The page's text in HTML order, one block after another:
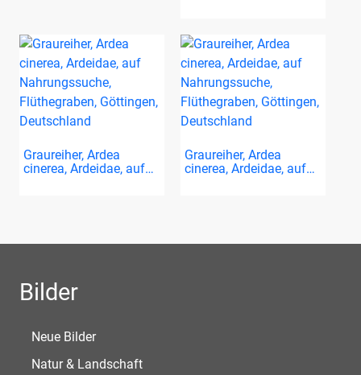
Graureiher, Ardea
cinerea, Ardeidae, auf…
Graureiher, Ardea
cinerea, Ardeidae, auf…
Bilder
Neue Bilder
Natur & Landschaft